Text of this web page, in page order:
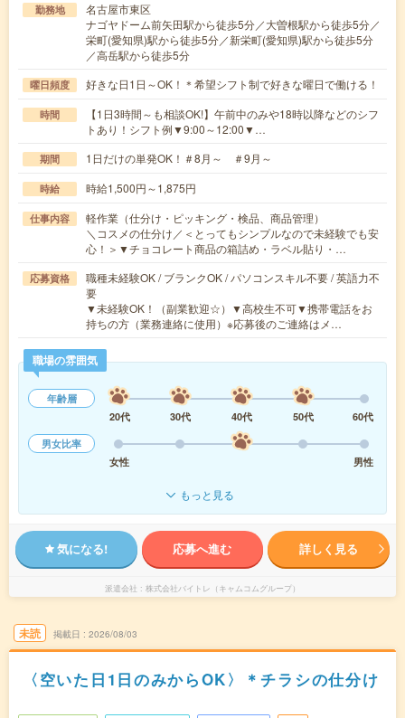
勤務地
名古屋市東区
ナゴヤドーム前矢田駅から徒歩5分／大曽根駅から徒歩5分／
栄町(愛知県)駅から徒歩5分／新栄町(愛知県)駅から徒歩5分
／高岳駅から徒歩5分
曜日頻度 好きな日1日～OK！＊希望シフト制で好きな曜日で働ける！
時間
【1日3時間～も相談OK!】午前中のみや18時以降などのシフ
トあり！シフト例▼9:00～12:00▼…
期間 1日だけの単発OK！＃8月～ ＃9月～
時給 時給1,500円～1,875円
仕事内容
軽作業（仕分け・ピッキング・検品、商品管理）
＼コスメの仕分け／＜とってもシンプルなので未経験でも安
心！＞▼チョコレート商品の箱詰め・ラベル貼り・…
応募資格
職種未経験OK / ブランクOK / パソコンスキル不要 / 英語力不
要
▼未経験OK！（副業歓迎☆）▼高校生不可▼携帯電話をお
持ちの方（業務連絡に使用）※応募後のご連絡はメ…
職場の雰囲気
年齢層
20代
30代 40代 50代
60代
男女比率
女性
男性
もっと見る
気になる! 応募へ進む 詳しく見る
派遣会社 株式会社バイトレ（キャムコムグループ）
未読 掲載日 2026/08/03
〈空いた日1日のみからOK〉＊チラシの仕分け